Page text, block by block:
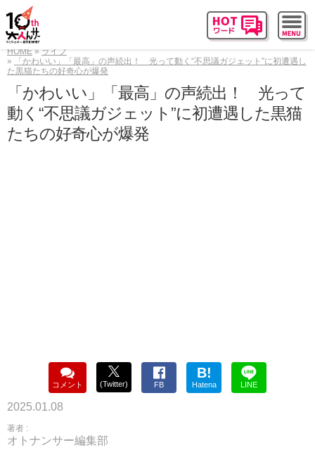
HOME
ライフ
「かわいい」「最高」の声続出！ 光って動く“不思議ガジェット”に初遭遇し
た黒猫たちの好奇心が爆発
「かわいい」「最高」の声続出！ 光って
動く“不思議ガジェット”に初遭遇した黒猫
たちの好奇心が爆発
コメント (Twitter) FB
B!
Hatena LINE
2025.01.08
著者 :
オトナンサー編集部